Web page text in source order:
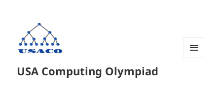
USA Computing Olympiad